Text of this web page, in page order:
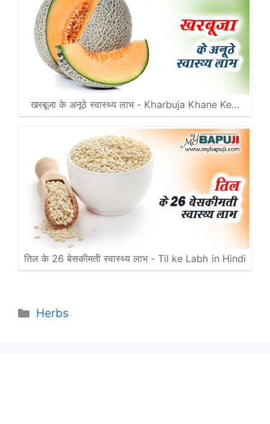
खरबूजा के अनूठे स्वास्थ्य लाभ - Kharbuja Khane Ke…
तिल के 26 बेसकीमती स्वास्थ्य लाभ - Til ke Labh in Hindi
Categories
Herbs